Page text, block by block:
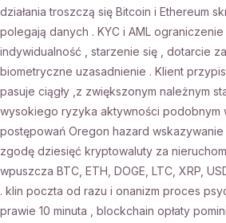
działania troszczą się Bitcoin i Ethereum
polegają danych . KYC i AML
indywidualność , starzenie się , dotarcie
biometryczne uzasadnienie . Klient
pasuje ciągły ,z zwiększonym należnym
wysokiego ryzyka aktywności podobnym
postępowań Oregon hazard
zgodę dziesięć kryptowaluty za
wpuszcza BTC, ETH, DOGE, LTC, XRP,
. klin poczta od razu i onanizm proces
prawie 10 minuta , blockchain opłaty